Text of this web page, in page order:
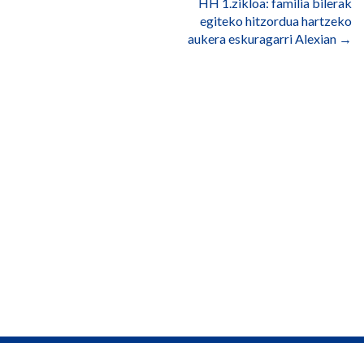
egiteko hitzordua hartzeko
aukera eskuragarri Alexian →